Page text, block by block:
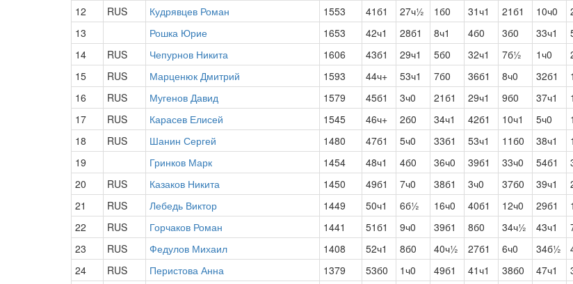
12
RUS Кудрявцев Роман 1553 41б1 27ч½ 1б0 31ч1 21б1 10ч0
13
Рошка Юрие 1653 42ч1 28б1 8ч1 4б0 3б0 33ч1
14
RUS Чепурнов Никита 1606 43б1 29ч1 5б0 32ч1 7б½ 1ч0
15
RUS Марценюк Дмитрий 1593 44ч+ 53ч1 7б0 36б1 8ч0 32б1
16
RUS Мугенов Давид 1579 45б1 3ч0 21б1 29ч1 9б0 37ч1
17
RUS Карасев Елисей 1545 46ч+ 2б0 34ч1 42б1 10ч1 5ч0
18
RUS Шанин Сергей 1480 47б1 5ч0 33б1 53ч1 11б0 38ч1
19
Гринков Марк 1454 48ч1 4б0 36ч0 39б1 33ч0 54б1
20
RUS Казаков Никита 1450 49б1 7ч0 38б1 3ч0 37б0 39ч1
21
RUS Лебедь Виктор 1449 50ч1 6б½ 16ч0 40б1 12ч0 29б1
22
RUS Горчаков Роман 1441 51б1 9ч0 39б1 8б0 34ч½ 43ч1
23
RUS Федулов Михаил 1408 52ч1 8б0 40ч½ 27б1 6ч0 34б½
24
RUS Перистова Анна 1379 53б0 1ч0 49б1 41ч1 38б0 47ч1